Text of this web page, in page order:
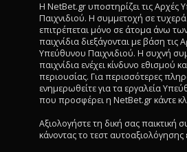
Η NetBet.gr υποστηρίζει τις Αρχές
Παιχνιδιού. Η συμμετοχή σε τυχερά
επιτρέπεται μόνο σε άτομα άνω
παιχνίδια διεξάγονται με βάση τις
Υπεύθυνου Παιχνιδιού. Η συχνή
παιχνίδια ενέχει κίνδυνο εθισμού
περιουσίας. Για περισσότερες
ενημερωθείτε για τα εργαλεία
που προσφέρει η NetBet.gr κάντε
Αξιολογήστε τη δική σας παικτική
κάνοντας το τεστ αυτοαξιολόγησης